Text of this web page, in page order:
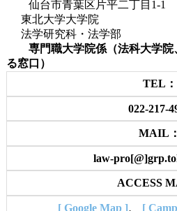
仙台市青葉区片平二
東北大学大学院
法学研究科・法学部
専門職大学院係（法科大学
る窓口）
TEL：
022-217-
MAIL：
law-
ACCESS
[ Google Map ]、 [